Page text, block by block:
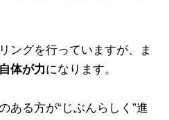
ングを行っていますが、ま
体が力になります。
ある方が“じぶんらしく”進